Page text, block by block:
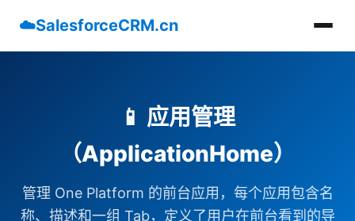
☁️SalesforceCRM.cn
📱 应用管理
（ApplicationHome）
管理 One Platform 的前台应用，每个应用包含名
称、描述和一组 Tab，定义了用户在前台看到的导